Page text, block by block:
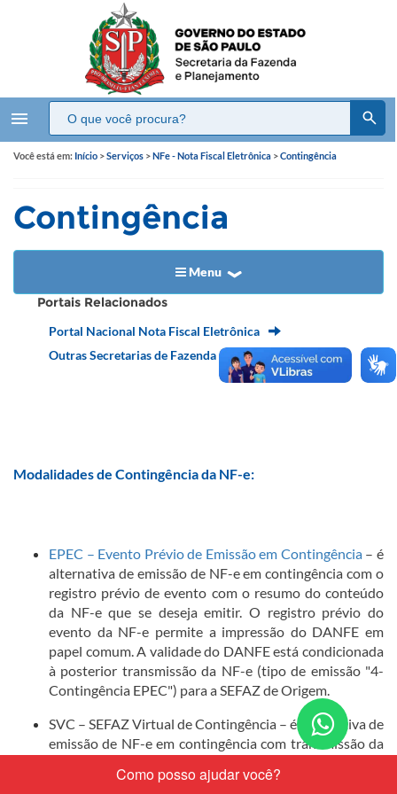
menu
nos
Você está em: Início >Serviços >NFe - Nota Fiscal Eletrônica >Contingência
Contingência
Menu
Portais Relacionados
Portal Nacional Nota Fiscal Eletrônica
Outras Secretarias de Fazenda
Modalidades de Contingência da NF-e:
EPEC – Evento Prévio de Emissão em Contingência – é
alternativa de emissão de NF-e em contingência com o
registro prévio de evento com o resumo do conteúdo
da NF-e que se deseja emitir. O registro prévio do
evento da NF-e permite a impressão do DANFE em
papel comum. A validade do DANFE está condicionada
à posterior transmissão da NF-e (tipo de emissão "​4-
Contingência EPEC") para a SEFAZ de Origem.
SVC – SEFAZ Virtual de Contingência – é alternativa de
emissão de NF-e em contingência com transmissão da
modalidade de contingência o DANFE pode ser